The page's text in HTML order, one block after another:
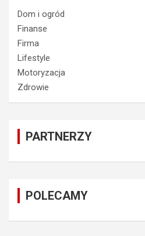
Dom i ogród
Finanse
Firma
Lifestyle
Motoryzacja
Zdrowie
PARTNERZY
POLECAMY